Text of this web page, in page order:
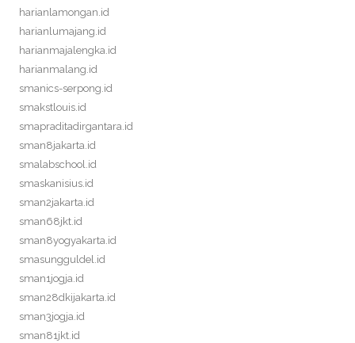
harianlamongan.id
harianlumajang.id
harianmajalengka.id
harianmalang.id
smanics-serpong.id
smakstlouis.id
smapraditadirgantara.id
sman8jakarta.id
smalabschool.id
smaskanisius.id
sman2jakarta.id
sman68jkt.id
sman8yogyakarta.id
smasungguldel.id
sman1jogja.id
sman28dkijakarta.id
sman3jogja.id
sman81jkt.id